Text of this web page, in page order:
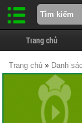
Trang chủ
Trang chủ » Danh